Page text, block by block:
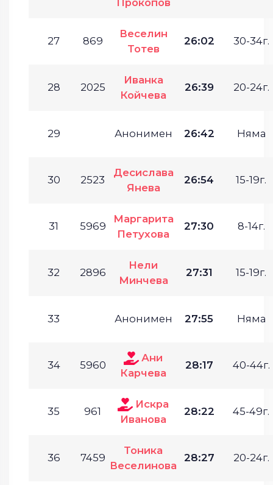
27 869
Веселин
Тотев
26:02 30-34г.
28 2025
Иванка
Койчева
26:39 20-24г.
29 Анонимен 26:42 Няма
30 2523
Десислава
Янева
26:54 15-19г.
31 5969
Маргарита
Петухова
27:30 8-14г.
32 2896
Нели
Минчева
27:31 15-19г.
33 Анонимен 27:55 Няма
34 5960
Ани
Карчева
28:17 40-44г.
35 961
Искра
Иванова
28:22 45-49г.
36 7459
Тоника
Веселинова
28:27 20-24г.